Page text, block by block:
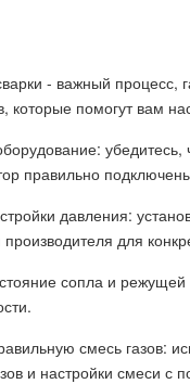
- важный
которые помогут вам
правильно
давления:
для
сопла и
смесь газов:
и настройки смеси с